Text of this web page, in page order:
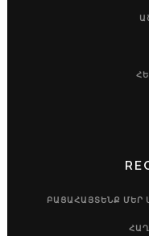
ԲԱՑԱՀԱՅՏԵՆՔ ՄԵՐ